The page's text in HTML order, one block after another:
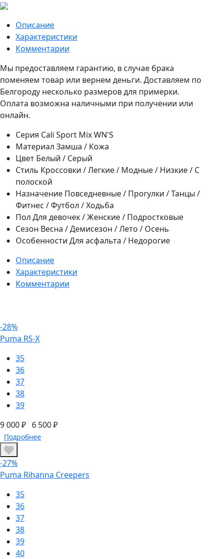
Описание
Характеристики
Комментарии
Мы предоставляем гарантию, в случае брака
поменяем товар или вернем деньги. Доставляем по
Белгороду несколько размеров для примерки.
Оплата возможна наличными при получении или
онлайн.
Серия Cali Sport Mix WN'S
Материал Замша / Кожа
Цвет Белый / Серый
Стиль Кроссовки / Легкие / Модные / Низкие / С
полоской
Назначение Повседневные / Прогулки / Танцы /
Фитнес / Футбол / Ходьба
Пол Для девочек / Женские / Подростковые
Сезон Весна / Демисезон / Лето / Осень
Особенности Для асфальта / Недорогие
Описание
Характеристики
Комментарии
-28%
Puma RS-X
35
36
37
38
39
9 000 ₽ 6 500 ₽
Подробнее
-27%
Puma Rihanna Creepers
35
36
37
38
39
40